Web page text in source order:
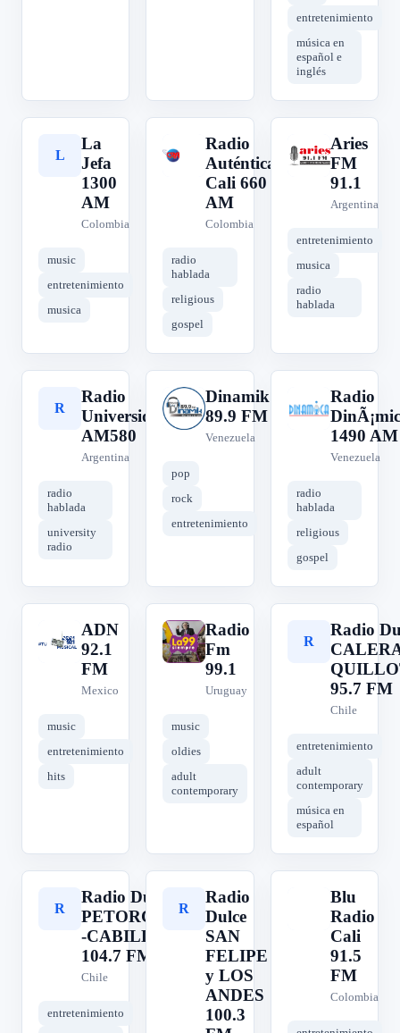
entretenimiento
música en
español e
inglés
L
La
Jefa
1300
AM
Colombia
music
entretenimiento
musica
R
Radio
Auténtica
Cali 660
AM
Colombia
radio
hablada
religious
gospel
A
Aries
FM
91.1
Argentina
entretenimiento
musica
radio
hablada
R
Radio
Universidad
AM580
Argentina
radio
hablada
university
radio
D
Dinamik
89.9 FM
Venezuela
pop
rock
entretenimiento
R
Radio
1490 AM
Venezuela
radio
hablada
religious
gospel
A
ADN
92.1
FM
Mexico
music
entretenimiento
hits
R
Radio
Fm
99.1
Uruguay
music
oldies
adult
contemporary
R
Radio
95.7 FM
Chile
entretenimiento
adult
contemporary
música en
español
R
Radio Dulce
PETORCA-
-CABILDO
104.7 FM
Chile
entretenimiento
R
Radio
Dulce
SAN
FELIPE
y LOS
ANDES
100.3
Blu
Radio
Cali
91.5
FM
Colombia